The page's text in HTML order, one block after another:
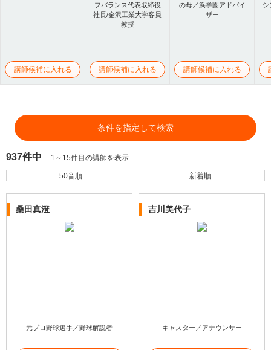
講師候補に入れる
フバランス代表取締役
社長/金沢工業大学客員
教授
講師候補に入れる
の母／浜学園アドバイ
ザー
講師候補に入れる
シ
条件を指定して検索
937件中 1～15件目の講師を表示
50音順 新着順
桑田真澄
元プロ野球選手／野球解説者
吉川美代子
キャスター／アナウンサー